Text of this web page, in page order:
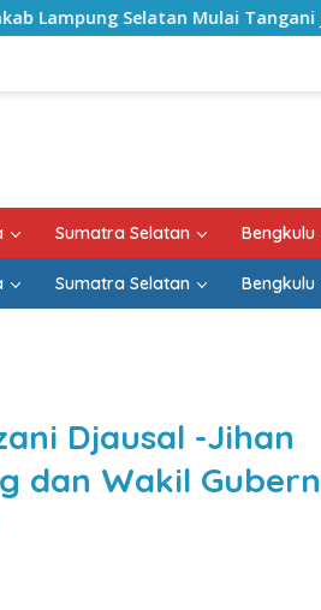
Tangani Jalan RA Basyid,
Sumatra Selatan Bengkulu
Sumatra Selatan Bengkulu
Djausal -Jihan
dan Wakil